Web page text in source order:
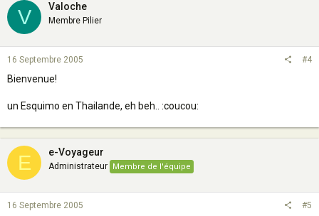
V Valoche
Membre Pilier
16 Septembre 2005 #4
Bienvenue!
un Esquimo en Thailande, eh beh.. :coucou:
E e-Voyageur
Administrateur Membre de l'équipe
16 Septembre 2005 #5